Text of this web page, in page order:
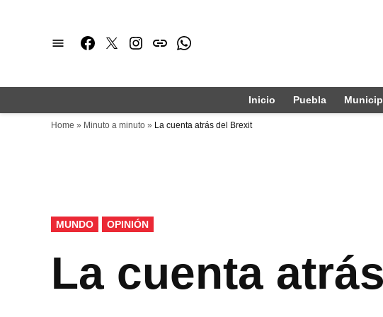
Facebook
TwitterInstagram
issuuWhatsapp
Inicio Puebla
Home » Minuto a minuto » La cuenta atrás del Brexit
PUBLICADO
EN
MUNDO OPINIÓN
La cuenta